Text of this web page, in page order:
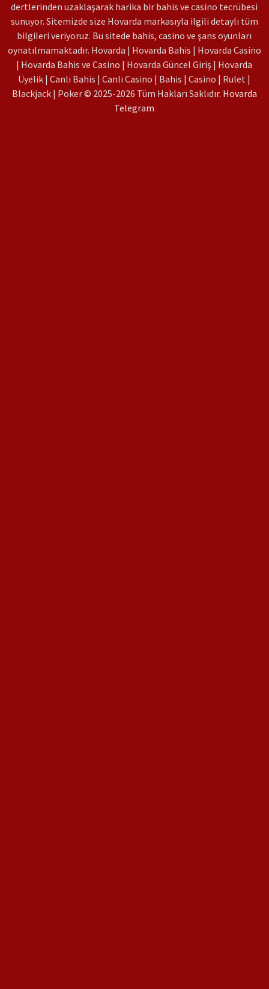
dertlerinden uzaklaşarak harika bir bahis ve casino tecrübesi
sunuyor. Sitemizde size Hovarda markasıyla ilgili detaylı tüm
bilgileri veriyoruz. Bu sitede bahis, casino ve şans oyunları
oynatılmamaktadır. Hovarda | Hovarda Bahis | Hovarda Casino
| Hovarda Bahis ve Casino | Hovarda Güncel Giriş | Hovarda
Üyelik | Canlı Bahis | Canlı Casino | Bahis | Casino | Rulet |
Blackjack | Poker © 2025-2026 Tüm Hakları Saklıdır. Hovarda
Telegram